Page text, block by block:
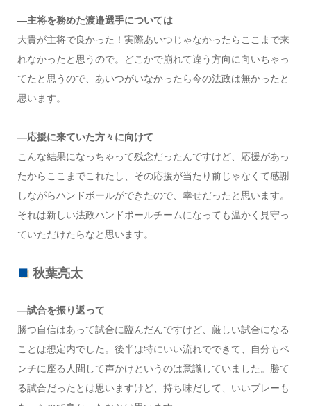
―主将を務めた渡邉選手については
大貴が主将で良かった！実際あいつじゃなかったらここまで来
れなかったと思うので。どこかで崩れて違う方向に向いちゃっ
てたと思うので、あいつがいなかったら今の法政は無かったと
思います。
―応援に来ていた方々に向けて
こんな結果になっちゃって残念だったんですけど、応援があっ
たからここまでこれたし、その応援が当たり前じゃなくて感謝
しながらハンドボールができたので、幸せだったと思います。
それは新しい法政ハンドボールチームになっても温かく見守っ
ていただけたらなと思います。
秋葉亮太
―試合を振り返って
勝つ自信はあって試合に臨んだんですけど、厳しい試合になる
ことは想定内でした。後半は特にいい流れでできて、自分もベ
ンチに座る人間して声かけというのは意識していました。勝て
る試合だったとは思いますけど、持ち味だして、いいプレーも